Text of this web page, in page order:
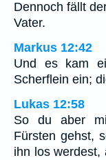
Dennoch fällt
Vater.
Markus 12:42
Und es kam
Scherflein ein;
Lukas 12:58
So du aber
Fürsten gehst,
ihn los